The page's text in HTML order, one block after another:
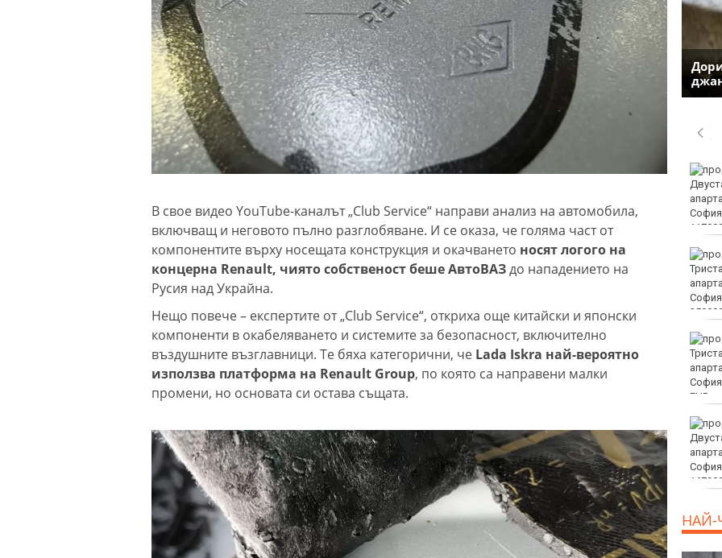
В свое видео YouTube-каналът „Club Service“ направи анализ на автомобила,
включващ и неговото пълно разглобяване. И се оказа, че голяма част от
компонентите върху носещата конструкция и окачването носят логого на
концерна Renault, чиято собственост беше АвтоВАЗдо нападението на
Русия над Украйна.
Нещо повече – експертите от „Club Service“, откриха още китайски и японски
компоненти в окабеляването и системите за безопасност, включително
въздушните възглавници. Те бяха категорични, че Lada Iskra най-вероятно
използва платформа на Renault Group, по която са направени малки
промени, но основата си остава същата.
Без ток във Варна на 7
август 2026
Започва изплащането
на пенсиите
август 2026
EUR
НАЙ-